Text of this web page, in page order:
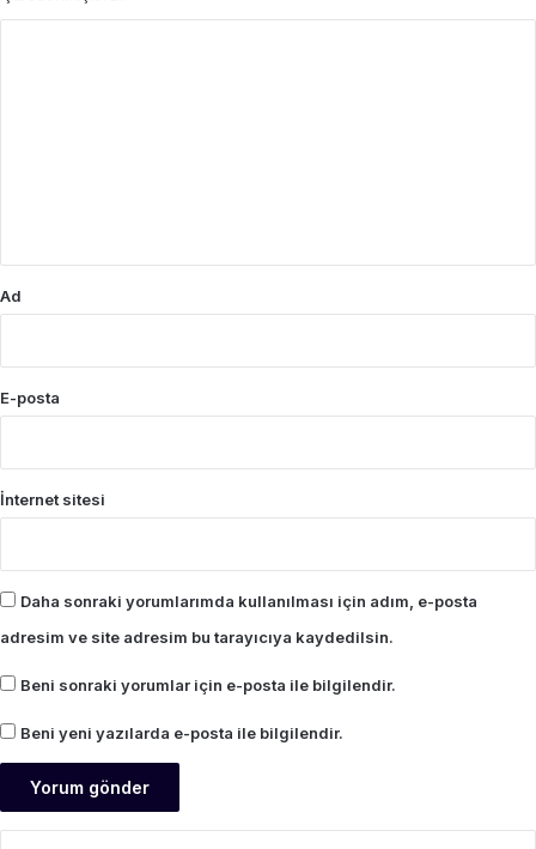
Ad
E-posta
İnternet sitesi
Daha sonraki yorumlarımda kullanılması için adım, e-posta
adresim ve site adresim bu tarayıcıya kaydedilsin.
Beni sonraki yorumlar için e-posta ile bilgilendir.
Beni yeni yazılarda e-posta ile bilgilendir.